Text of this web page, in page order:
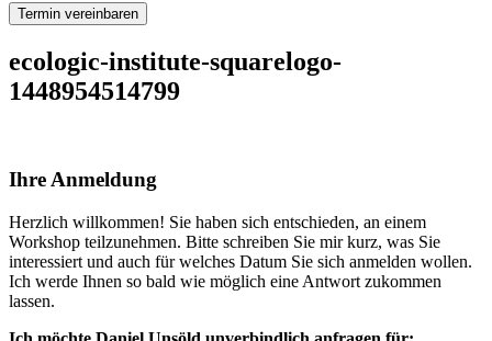
Termin vereinbaren
ecologic-institute-squarelogo-
1448954514799
Ihre Anmeldung
Herzlich willkommen! Sie haben sich entschieden, an einem
Workshop teilzunehmen. Bitte schreiben Sie mir kurz, was Sie
interessiert und auch für welches Datum Sie sich anmelden wollen.
Ich werde Ihnen so bald wie möglich eine Antwort zukommen
lassen.